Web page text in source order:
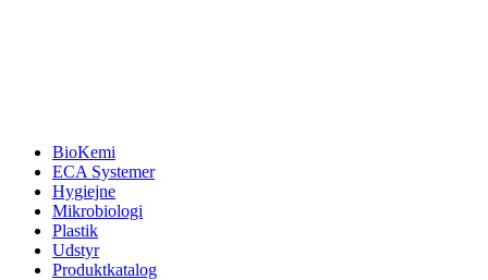
BioKemi
ECA Systemer
Hygiejne
Mikrobiologi
Plastik
Udstyr
Produktkatalog